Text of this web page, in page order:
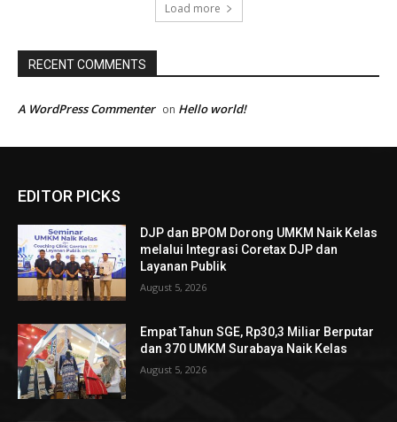
Load more
RECENT COMMENTS
A WordPress Commenter on Hello world!
EDITOR PICKS
DJP dan BPOM Dorong UMKM Naik Kelas
melalui Integrasi Coretax DJP dan
Layanan Publik
August 5, 2026
Empat Tahun SGE, Rp30,3 Miliar Berputar
dan 370 UMKM Surabaya Naik Kelas
August 5, 2026